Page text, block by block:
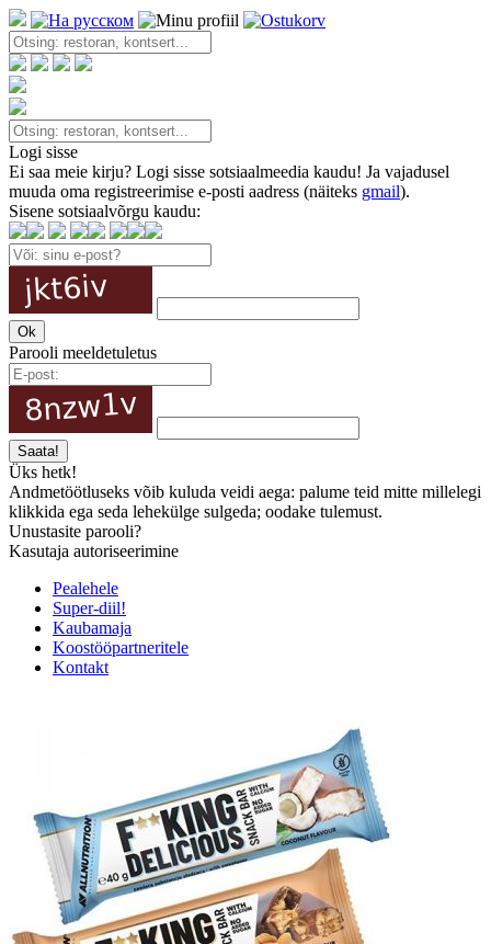
Logi sisse
Ei saa meie kirju? Logi sisse sotsiaalmeedia kaudu! Ja vajadusel
muuda oma registreerimise e-posti aadress (näiteks gmail).
Sisene sotsiaalvõrgu kaudu:
Parooli meeldetuletus
Üks hetk!
Andmetöötluseks võib kuluda veidi aega: palume teid mitte millelegi
klikkida ega seda lehekülge sulgeda; oodake tulemust.
Unustasite parooli?
Kasutaja autoriseerimine
Pealehele
Super-diil!
Kaubamaja
Koostööpartneritele
Kontakt